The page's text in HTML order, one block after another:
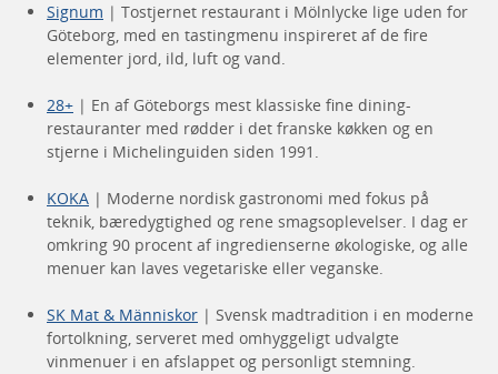
Signum | Tostjernet restaurant i Mölnlycke lige uden for
Göteborg, med en tastingmenu inspireret af de fire
elementer jord, ild, luft og vand.
28+ | En af Göteborgs mest klassiske fine dining-
restauranter med rødder i det franske køkken og en
stjerne i Michelinguiden siden 1991.
KOKA | Moderne nordisk gastronomi med fokus på
teknik, bæredygtighed og rene smagsoplevelser. I dag er
omkring 90 procent af ingredienserne økologiske, og alle
menuer kan laves vegetariske eller veganske.
SK Mat & Människor | Svensk madtradition i en moderne
fortolkning, serveret med omhyggeligt udvalgte
vinmenuer i en afslappet og personligt stemning.